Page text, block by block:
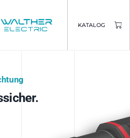
KATALOG